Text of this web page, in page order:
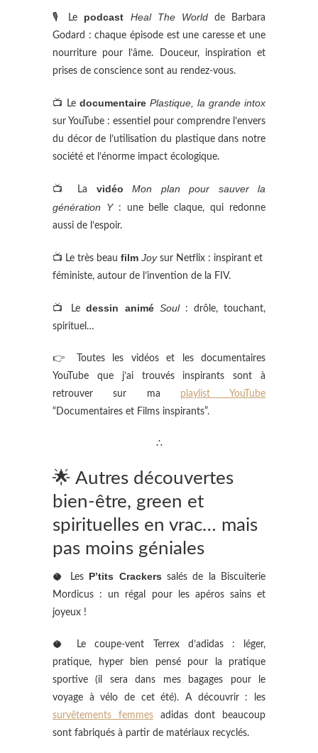
🎙 Le podcast Heal The Worldde Barbara
Godard : chaque épisode est une caresse et une
nourriture pour l’âme. Douceur, inspiration et
prises de conscience sont au rendez-vous.
📺 Le documentaire Plastique, la grande intox
sur YouTube : essentiel pour comprendre l’envers
du décor de l’utilisation du plastique dans notre
société et l’énorme impact écologique.
📺 La vidéo
Mon plan pour sauver la
génération Y: une belle claque, qui redonne
aussi de l’espoir.
📺 Le très beau film Joysur Netflix : inspirant et
féministe, autour de l’invention de la FIV.
📺 Ledessin animé Soul: drôle, touchant,
spirituel…
👉 Toutes les vidéos et les documentaires
YouTube que j’ai trouvés inspirants sont à
retrouver sur ma playlist YouTube
“Documentaires et Films inspirants”.
∴
🌟 Autres découvertes
bien-être, green et
spirituelles en vrac… mais
pas moins géniales
🥥 Les P’tits Crackers salés de la Biscuiterie
Mordicus : un régal pour les apéros sains et
joyeux !
🥥 Le coupe-vent Terrex d’adidas : léger,
pratique, hyper bien pensé pour la pratique
sportive (il sera dans mes bagages pour le
voyage à vélo de cet été). A découvrir : les
survêtements femmesadidas dont beaucoup
sont fabriqués à partir de matériaux recyclés.